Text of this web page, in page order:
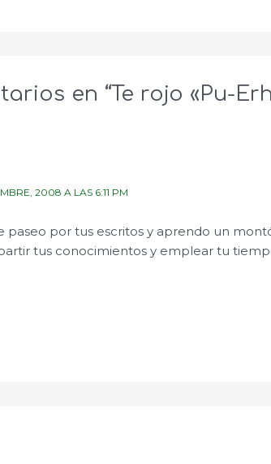
en “Te rojo «Pu-
2008 A LAS 6:11 PM
paseo por tus escritos y aprendo un
tus conocimientos y emplear tu